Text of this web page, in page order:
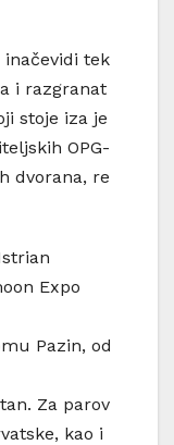
inačevidi tek
i razgranat
stoje iza je
OPG-
dvorana, re
Expo
Pazin, od
Za parov
kao i